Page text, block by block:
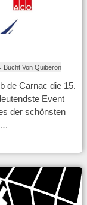
Von Quiberon
de Carnac die 15.
Event
der schönsten
…